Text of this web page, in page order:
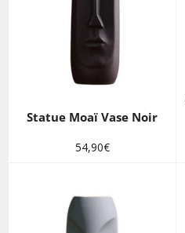
Statue Moaï Vase Noir
Prix
54,90€